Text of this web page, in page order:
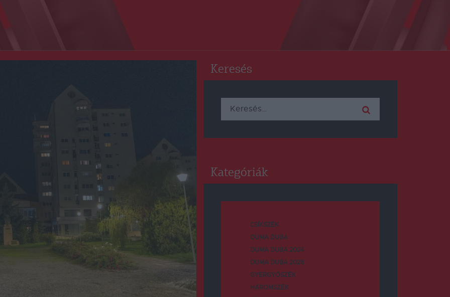
Keresés
Keresés:
Kategóriák
CSÍKSZÉK
DUMA DUBA
DUMA DUBA 2024
DUMA DUBA 2026
GYERGYÓSZÉK
HÁROMSZÉK